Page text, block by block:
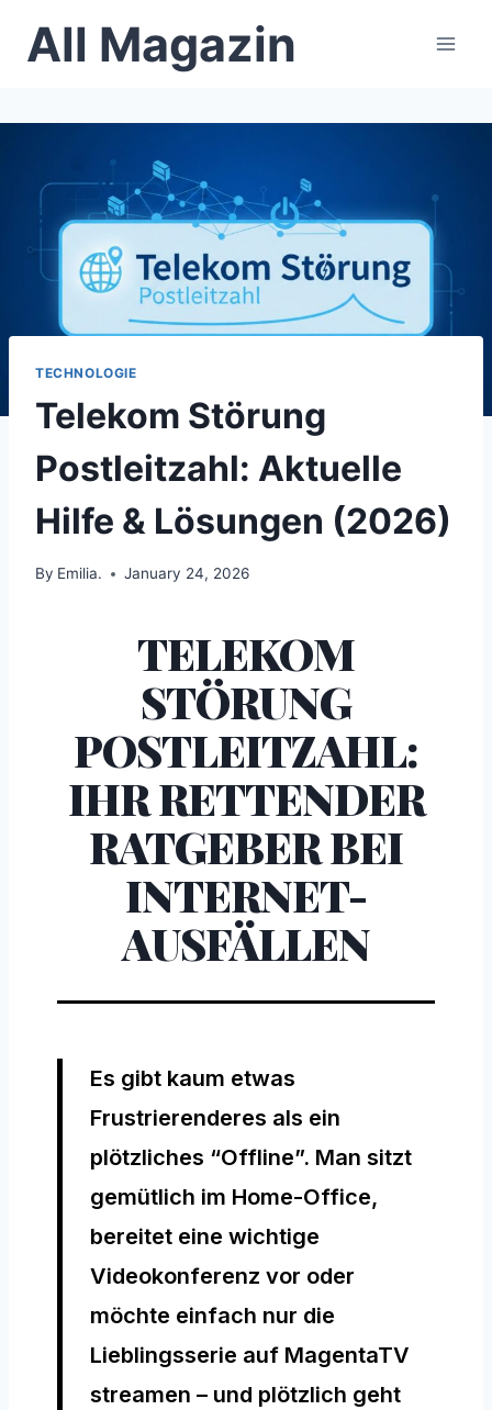
All Magazin
TECHNOLOGIE
Telekom Störung
Postleitzahl: Aktuelle
Hilfe & Lösungen (2026)
By Emilia. January 24, 2026
TELEKOM
STÖRUNG
POSTLEITZAHL:
IHR RETTENDER
RATGEBER BEI
INTERNET-
AUSFÄLLEN
Es gibt kaum etwas
Frustrierenderes als ein
plötzliches “Offline”. Man sitzt
gemütlich im Home-Office,
bereitet eine wichtige
Videokonferenz vor oder
möchte einfach nur die
Lieblingsserie auf MagentaTV
streamen – und plötzlich geht